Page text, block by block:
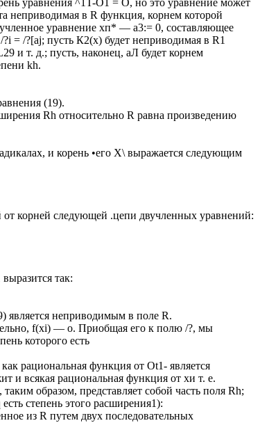
неприводимая в R функция, корнем которой
уравнение хп* — а3:= 0, составляющее
= /?[aj; пусть К2(х) будет неприводимая в R1
и т. д.; пусть, наконец, аЛ будет корнем
kh.
(19).
Rh относительно R равна произведению
и корень •его Х\ выражается следующим
от корней следующей .цепи двучленных уравнений:
так:
является неприводимым в поле R.
f(xi) — о. Приобщая его к полю /?, мы
которого есть
рациональная функция от Ot1- является
и всякая рациональная функция от хи т. е.
образом, представляет собой часть поля Rh;
степень этого расширения1):
из R путем двух последовательных